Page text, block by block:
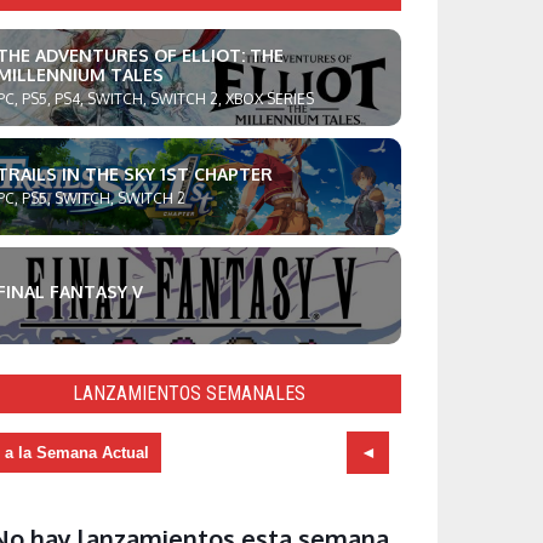
ADVENTURES OF ELLIOT: THE
TALES
PS5, PS4, SWITCH, SWITCH 2, XBOX SERIES
IN THE SKY 1ST CHAPTER
PS5, SWITCH, SWITCH 2
FANTASY V
LANZAMIENTOS SEMANALES
a la Semana Actual